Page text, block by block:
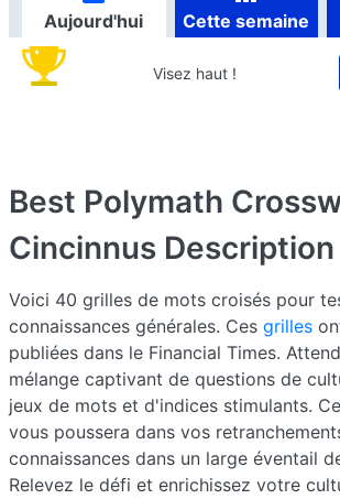
Aujourd'hui Cette semaine
Visez haut !
Best Polymath
Cincinnus Description
Voici 40 grilles de mots croisés pour
connaissances générales. Ces grilles
publiées dans le Financial Times.
mélange captivant de questions de
jeux de mots et d'indices stimulants.
vous poussera dans vos
connaissances dans un large éventail
Relevez le défi et enrichissez votre